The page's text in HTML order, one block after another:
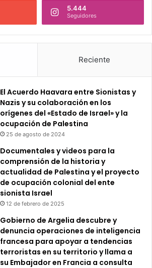
5.444
Seguidores
Reciente
El Acuerdo Haavara entre Sionistas y
Nazis y su colaboración en los
orígenes del «Estado de Israel» y la
ocupación de Palestina
25 de agosto de 2024
Documentales y videos para la
comprensión de la historia y
actualidad de Palestina y el proyecto
de ocupación colonial del ente
sionista Israel
12 de febrero de 2025
Gobierno de Argelia descubre y
denuncia operaciones de inteligencia
francesa para apoyar a tendencias
terroristas en su territorio y llama a
su Embajador en Francia a consulta